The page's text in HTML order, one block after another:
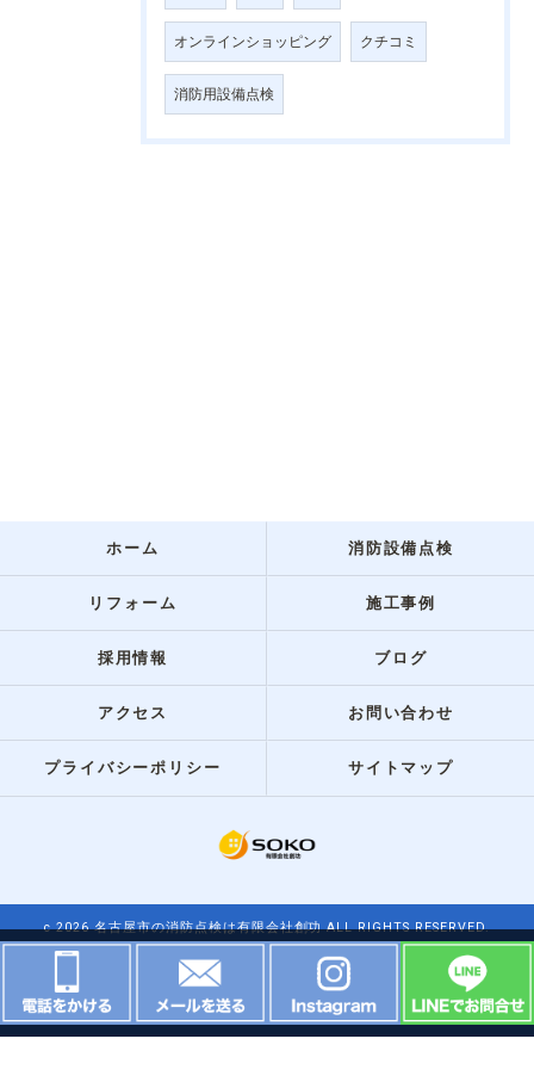
オンラインショッピング クチコミ
消防用設備点検
ホーム 消防設備点検
リフォーム 施工事例
採用情報 ブログ
アクセス お問い合わせ
プライバシーポリシー サイトマップ
c 2026 名古屋市の消防点検は有限会社創功 ALL RIGHTS RESERVED.